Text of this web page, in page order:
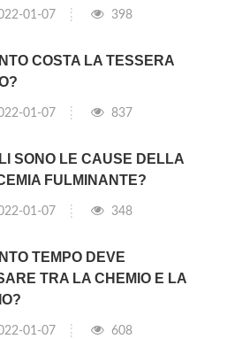
01-07 398
COSTA LA TESSERA
01-07 837
SONO LE CAUSE DELLA
FULMINANTE?
01-07 348
TEMPO DEVE
TRA LA CHEMIO E LA
01-07 608